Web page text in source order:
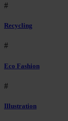
#
Recycling
#
Eco Fashion
#
Illustration